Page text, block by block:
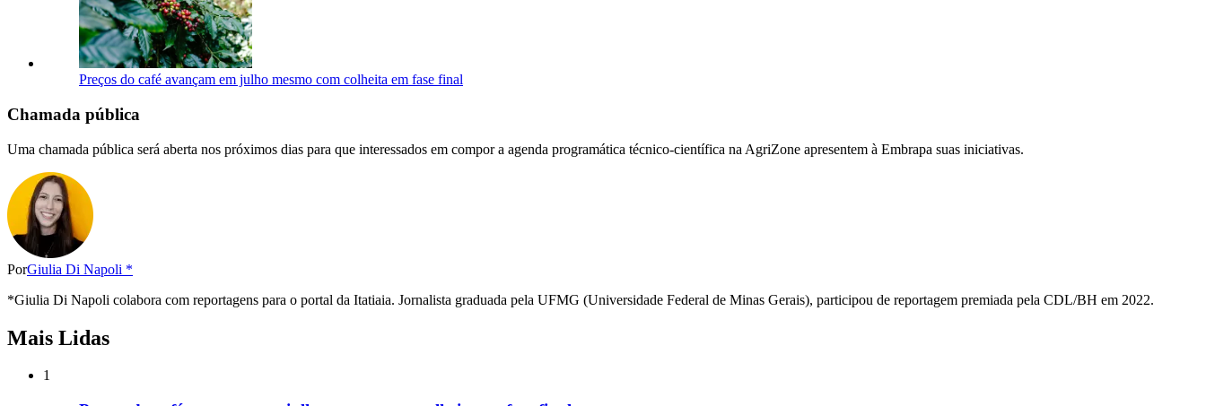
Preços do café avançam em julho mesmo com colheita em fase final
Chamada pública
Uma chamada pública será aberta nos próximos dias para que interessados em compor a agenda programática técnico-científica na AgriZone apresentem à Embrapa suas iniciativas.
PorGiulia Di Napoli *
*Giulia Di Napoli colabora com reportagens para o portal da Itatiaia. Jornalista graduada pela UFMG (Universidade Federal de Minas Gerais), participou de reportagem premiada pela CDL/BH em 2022.
Mais Lidas
1